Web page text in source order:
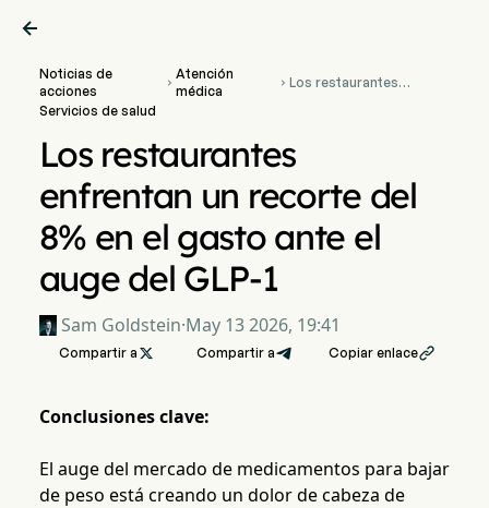

Noticias de
acciones

Atención
médica
 Los restaurantes
Servicios de salud
Los restaurantes
enfrentan un recorte del
8% en el gasto ante el
auge del GLP-1
Sam Goldstein·May 13 2026, 19:41
Compartir a  Compartir a Copiar enlace
Conclusiones clave:
El auge del mercado de medicamentos para bajar
de peso está creando un dolor de cabeza de